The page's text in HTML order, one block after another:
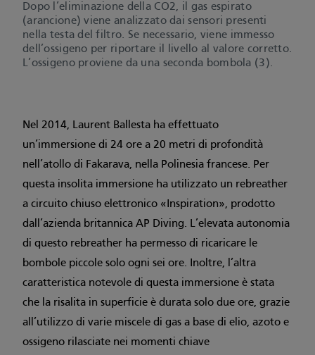
Dopo l’eliminazione della CO2, il gas espirato
(arancione) viene analizzato dai sensori presenti
nella testa del filtro. Se necessario, viene immesso
dell’ossigeno per riportare il livello al valore corretto.
L’ossigeno proviene da una seconda bombola (3).
Nel 2014, Laurent Ballesta ha effettuato
un’immersione di 24 ore a 20 metri di profondità
nell’atollo di Fakarava, nella Polinesia francese. Per
questa insolita immersione ha utilizzato un rebreather
a circuito chiuso elettronico «Inspiration», prodotto
dall’azienda britannica AP Diving. L’elevata autonomia
di questo rebreather ha permesso di ricaricare le
bombole piccole solo ogni sei ore. Inoltre, l’altra
caratteristica notevole di questa immersione è stata
che la risalita in superficie è durata solo due ore, grazie
all’utilizzo di varie miscele di gas a base di elio, azoto e
ossigeno rilasciate nei momenti chiave